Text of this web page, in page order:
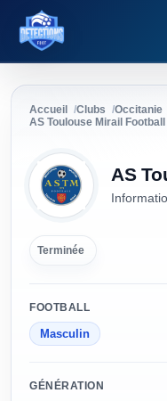
Détections Foot
Accueil Clubs Occitanie
AS Toulouse Mirail Football
AS
Terminée
FOOTBALL
Masculin
GÉNÉRATION